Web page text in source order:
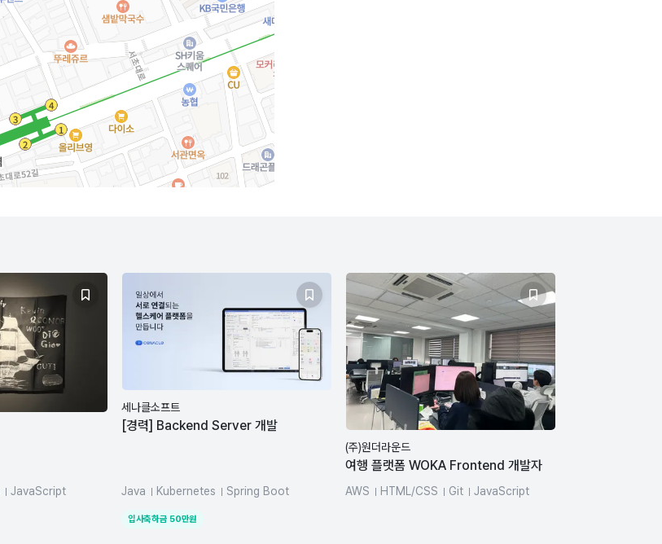
JavaScript
세나클소프트
[경력] Backend Server 개발
Java Kubernetes Spring Boot
입사축하금 50만원
(주)원더라운드
여행 플랫폼 WOKA Frontend 개발자
AWS HTML/CSS Git
JavaScript